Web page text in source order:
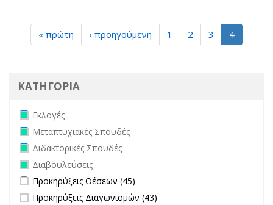
« πρώτη ‹ προηγούμενη 1 2 3 4
ΚΑΤΗΓΟΡΙΑ
Remove Εκλογές filter
Εκλογές
Remove Μεταπτυχιακές Σπουδές filter
Μεταπτυχιακές Σπουδές
Remove Διδακτορικές Σπουδές filter
Διδακτορικές Σπουδές
Remove Διαβουλεύσεις filter
Διαβουλεύσεις
Apply Προκηρύξεις Θέσεων filter
Προκηρύξεις Θέσεων (45)
Apply Προκηρύξεις Διαγωνισμών filter
Προκηρύξεις Διαγωνισμών (43)